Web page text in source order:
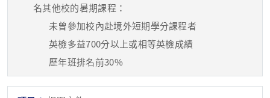
名其他校的暑期課程：
未曾參加校內赴境外短期學分課程者
英檢多益700分以上或相等英檢成績
歷年班排名前30%